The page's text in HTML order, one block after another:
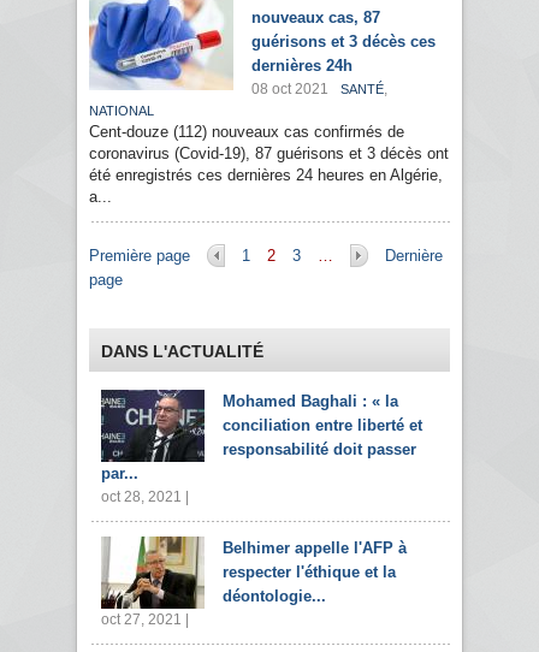
nouveaux cas, 87
guérisons et 3 décès ces
dernières 24h
08 oct 2021 SANTÉ,
NATIONAL
Cent-douze (112) nouveaux cas confirmés de
coronavirus (Covid-19), 87 guérisons et 3 décès ont
été enregistrés ces dernières 24 heures en Algérie,
a...
Pages
Première page 1 2 3 …
Dernière
page
DANS L'ACTUALITÉ
Mohamed Baghali : « la
conciliation entre liberté et
responsabilité doit passer
par...
oct 28, 2021 |
Belhimer appelle l'AFP à
respecter l'éthique et la
déontologie...
oct 27, 2021 |